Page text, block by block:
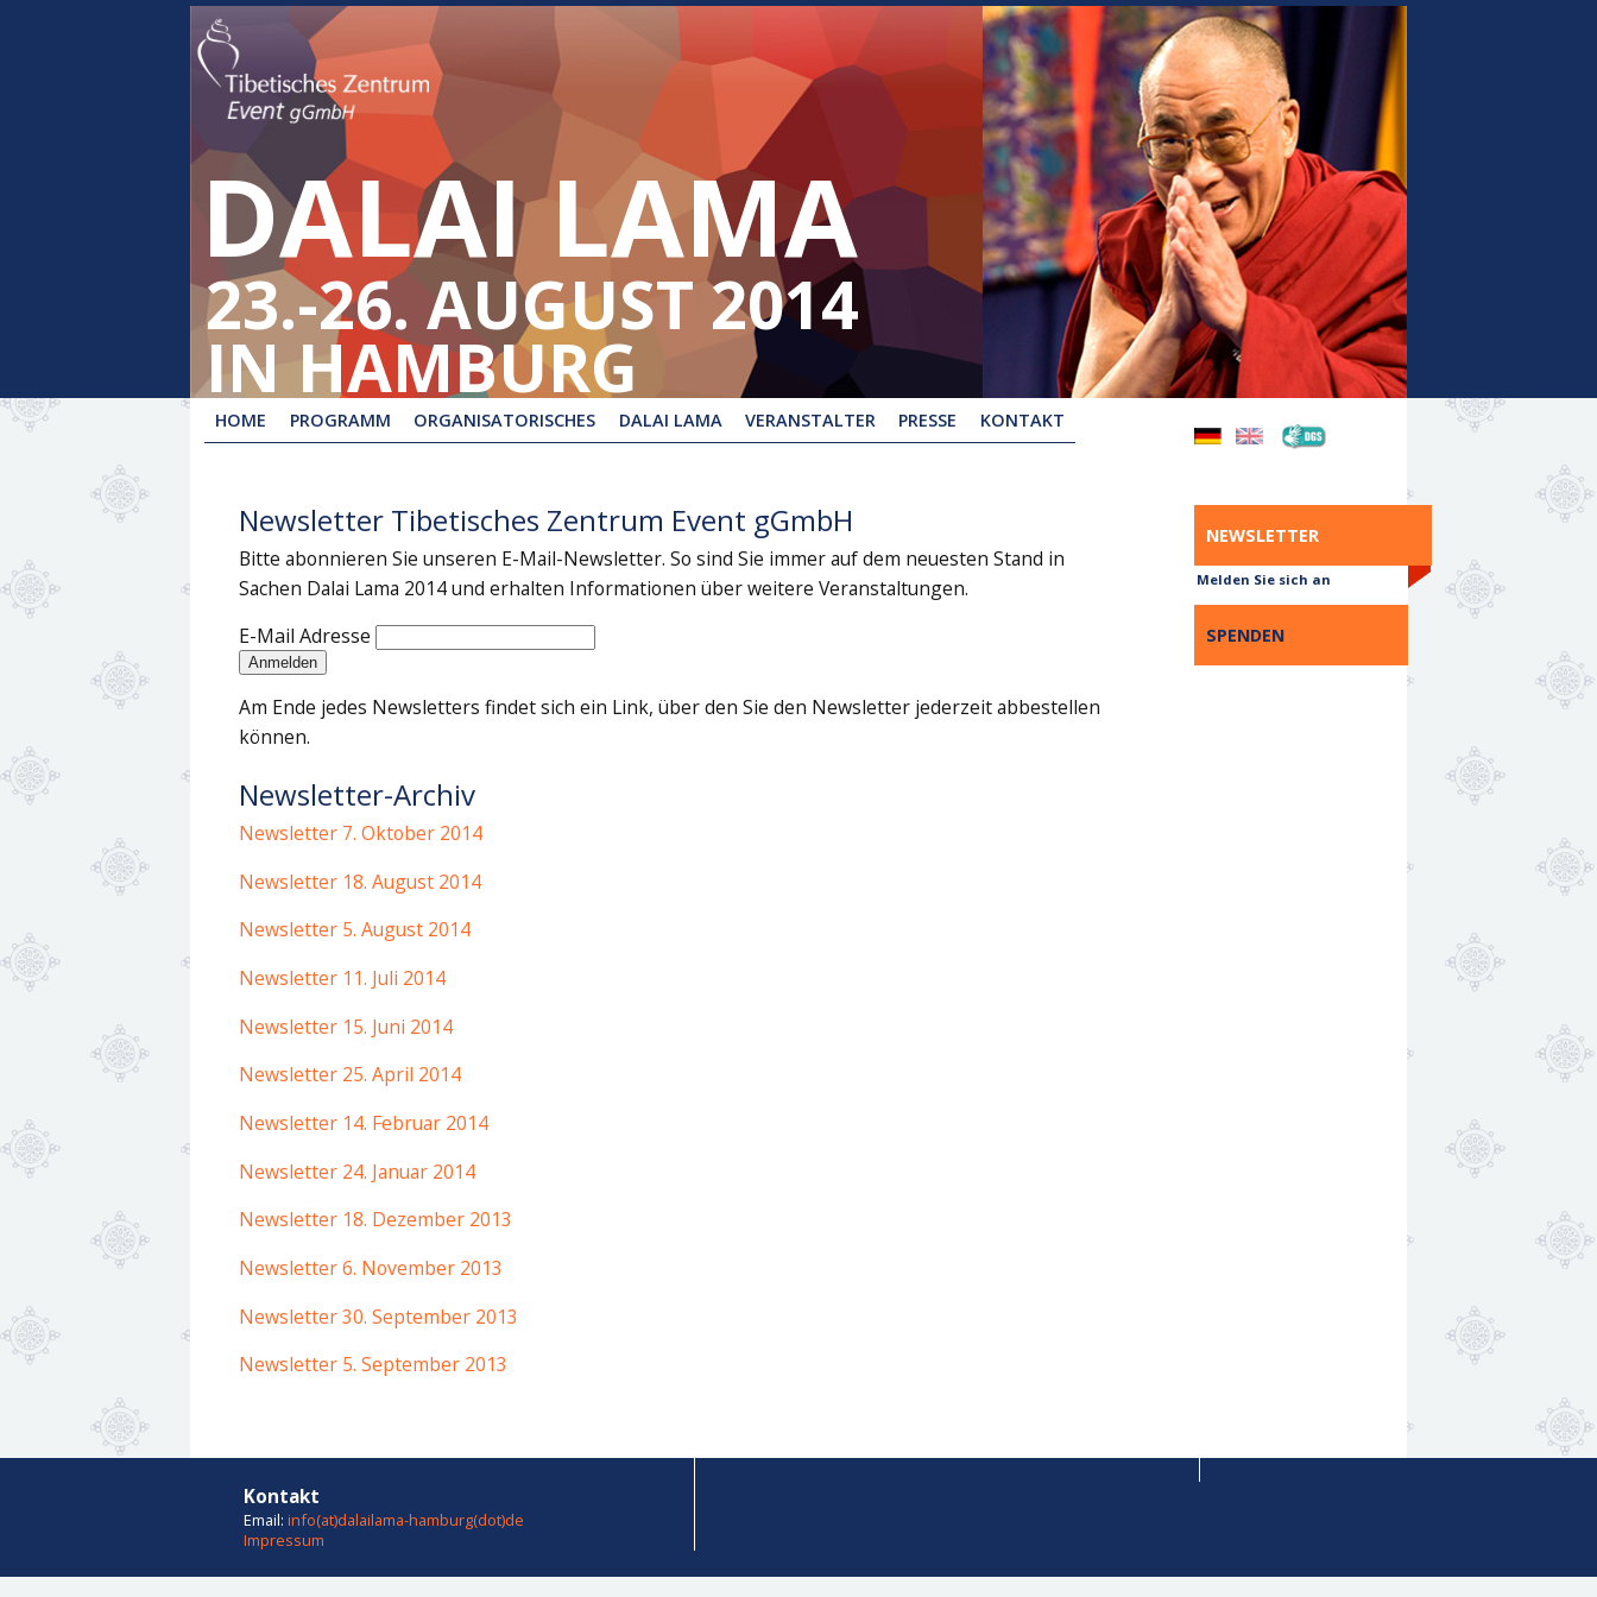
DALAI LAMA
23.-26. AUGUST 2014
IN HAMBURG
HOME PROGRAMM ORGANISATORISCHES DALAI LAMA VERANSTALTER PRESSE KONTAKT
NEWSLETTER
Melden Sie sich an
SPENDEN
Newsletter Tibetisches Zentrum Event gGmbH
Bitte abonnieren Sie unseren E-Mail-Newsletter. So sind Sie immer auf dem neuesten Stand in
Sachen Dalai Lama 2014 und erhalten Informationen über weitere Veranstaltungen.
E-Mail Adresse
Am Ende jedes Newsletters findet sich ein Link, über den Sie den Newsletter jederzeit abbestellen
können.
Newsletter-Archiv
Newsletter 7. Oktober 2014
Newsletter 18. August 2014
Newsletter 5. August 2014
Newsletter 11. Juli 2014
Newsletter 15. Juni 2014
Newsletter 25. April 2014
Newsletter 14. Februar 2014
Newsletter 24. Januar 2014
Newsletter 18. Dezember 2013
Newsletter 6. November 2013
Newsletter 30. September 2013
Newsletter 5. September 2013
Kontakt
Email: info(at)dalailama-hamburg(dot)de
Impressum